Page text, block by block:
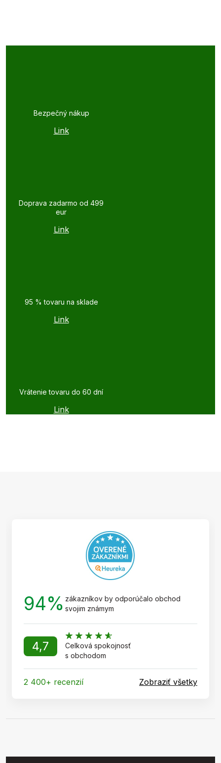
Bezpečný nákup
Link
Doprava zadarmo od 499
eur
Link
95 % tovaru na sklade
Link
Vrátenie tovaru do 60 dní
Link
94% zákazníkov by odporúčalo obchod
svojim známym
4,7
Celková spokojnosť
s obchodom
2 400+ recenzií Zobraziť všetky